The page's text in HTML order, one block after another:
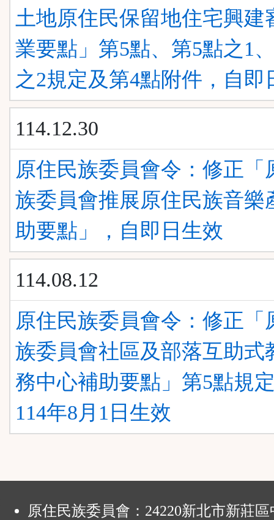
土地原住民保留地住宅興建
業要點」第5點、第5點之1
之2規定及第4點附件，自即
114.12.30
原住民族委員會令：修正「
族委員會推展原住民族音樂
助要點」，自即日生效
114.08.12
原住民族委員會令：修正「
族委員會社區及部落互助式
務中心補助要點」第5點規
114年8月1日生效
原住民族委員會：24220新北市新莊區